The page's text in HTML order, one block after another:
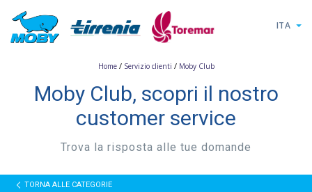
ITA
Home/ Servizio clienti / Moby Club
Moby Club, scopri il nostro
customer service
Trova la risposta alle tue domande
TORNA ALLE CATEGORIE